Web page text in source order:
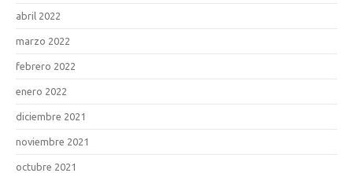
abril 2022
marzo 2022
febrero 2022
enero 2022
diciembre 2021
noviembre 2021
octubre 2021